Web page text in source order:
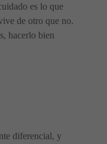
es lo que
de otro que no.
hacerlo bien
diferencial, y